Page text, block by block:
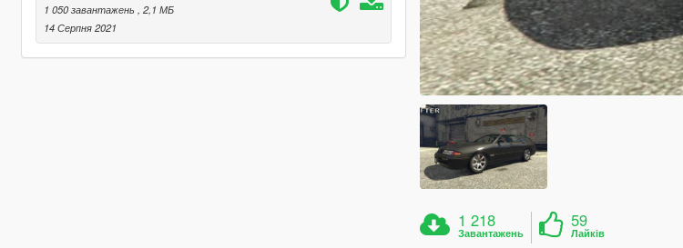
1 050 завантажень
, 2,1 МБ
14 Серпня 2021
1 218
Завантажень
59
Лайків